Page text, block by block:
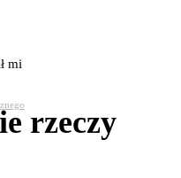
mi
rzeczy